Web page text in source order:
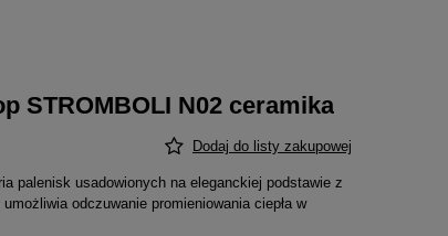
STROMBOLI N02 ceramika
Dodaj do listy zakupowej
palenisk usadowionych na eleganckiej podstawie z
odczuwanie promieniowania ciepła w